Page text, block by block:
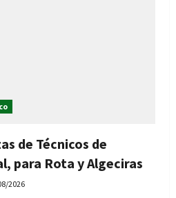
de Técnicos de
para Rota y Algeciras
2026